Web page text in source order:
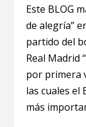
Este BLOG
de alegría”
partido del
Real Madrid
por primera
las cuales el
más